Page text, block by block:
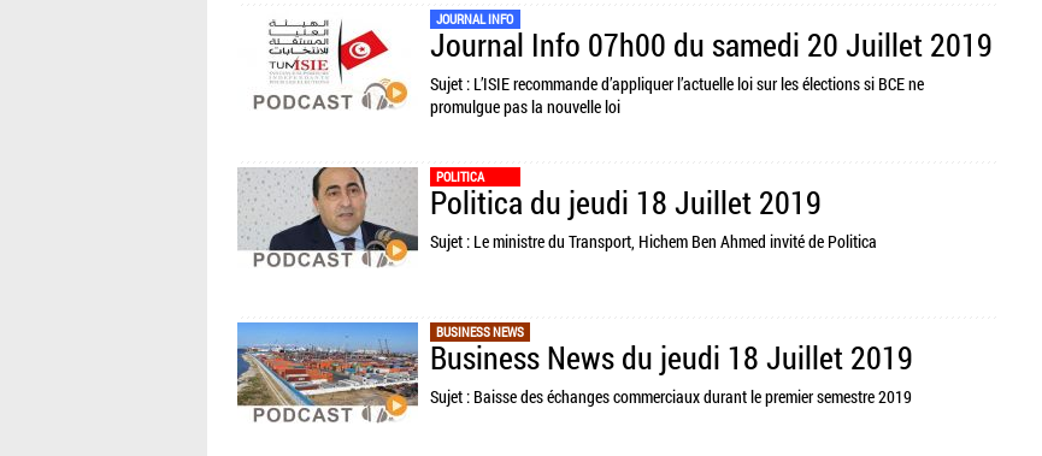
JOURNAL INFO
Journal Info 07h00 du samedi 20 Juillet 2019
Sujet : L’ISIE recommande d’appliquer l’actuelle loi sur les élections si BCE ne
promulgue pas la nouvelle loi
POLITICA
Politica du jeudi 18 Juillet 2019
Sujet : Le ministre du Transport, Hichem Ben Ahmed invité de Politica
BUSINESS NEWS
Business News du jeudi 18 Juillet 2019
Sujet : Baisse des échanges commerciaux durant le premier semestre 2019